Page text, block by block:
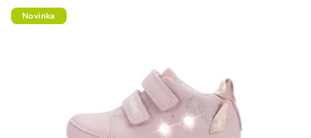
Novinka